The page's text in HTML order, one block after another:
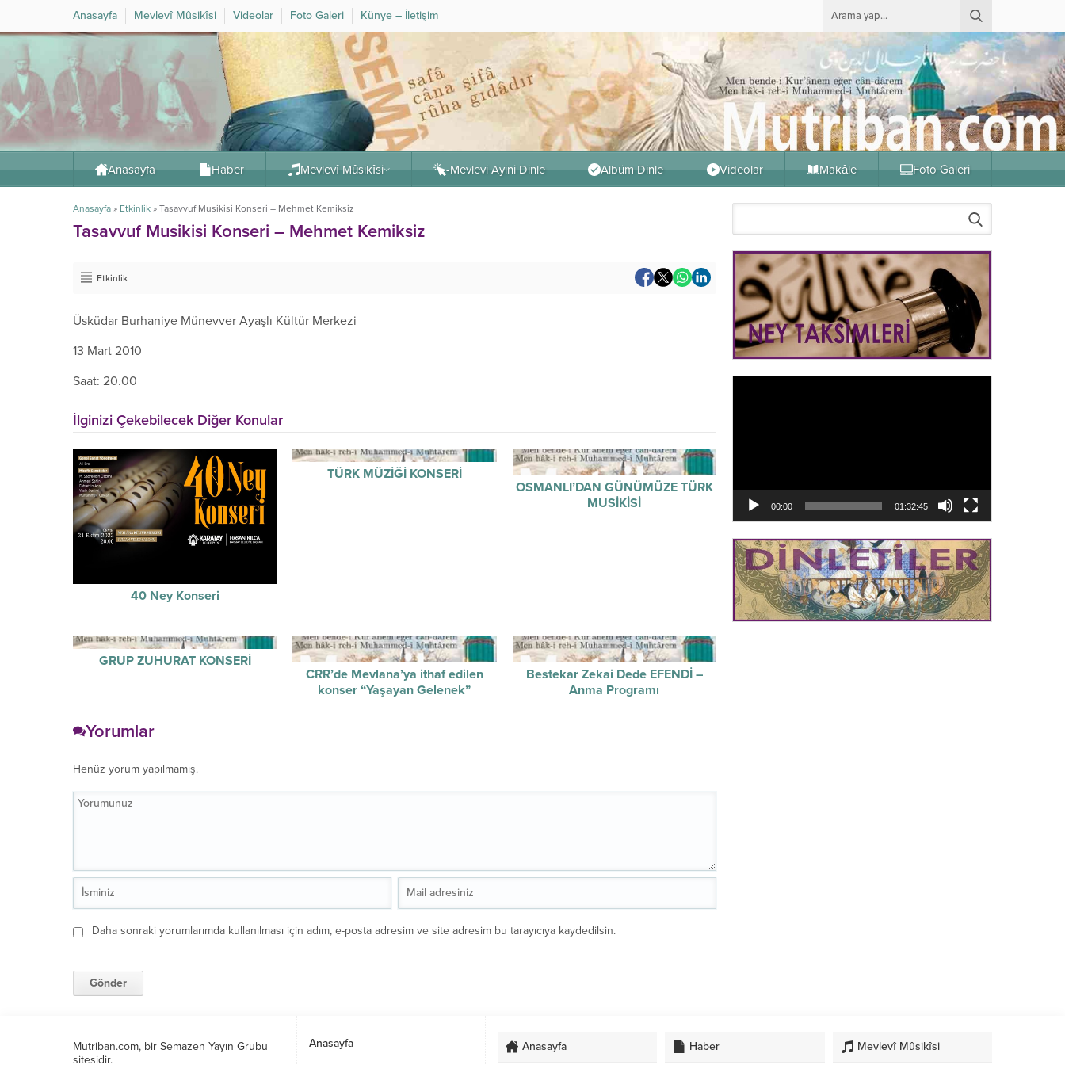
Anasayfa Mevlevî Mûsikîsi Videolar Foto Galeri Künye – İletişim
Anasayfa Haber Mevlevî Mûsikîsi -Mevlevi Ayini Dinle Albüm Dinle Videolar Makâle Foto Galeri
Anasayfa » Etkinlik » Tasavvuf Musikisi Konseri – Mehmet Kemiksiz
Tasavvuf Musikisi Konseri – Mehmet Kemiksiz
Etkinlik
Üsküdar Burhaniye Münevver Ayaşlı Kültür Merkezi
13 Mart 2010
Saat: 20.00
İlginizi Çekebilecek Diğer Konular
40 Ney Konseri
TÜRK MÜZİĞİ KONSERİ
OSMANLI’DAN GÜNÜMÜZE TÜRK
MUSİKİSİ
GRUP ZUHURAT KONSERİ
CRR’de Mevlana’ya ithaf edilen
konser “Yaşayan Gelenek”
Bestekar Zekai Dede EFENDİ –
Anma Programı
Yorumlar
Henüz yorum yapılmamış.
Daha sonraki yorumlarımda kullanılması için adım, e-posta adresim ve site adresim bu tarayıcıya kaydedilsin.
00:00 01:32:45
Mutriban.com, bir Semazen Yayın Grubu
sitesidir.
Anasayfa Anasayfa Haber Mevlevî Mûsikîsi